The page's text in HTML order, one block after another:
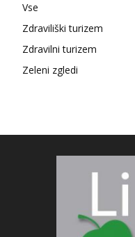
Vse
Zdraviliški turizem
Zdravilni turizem
Zeleni zgledi